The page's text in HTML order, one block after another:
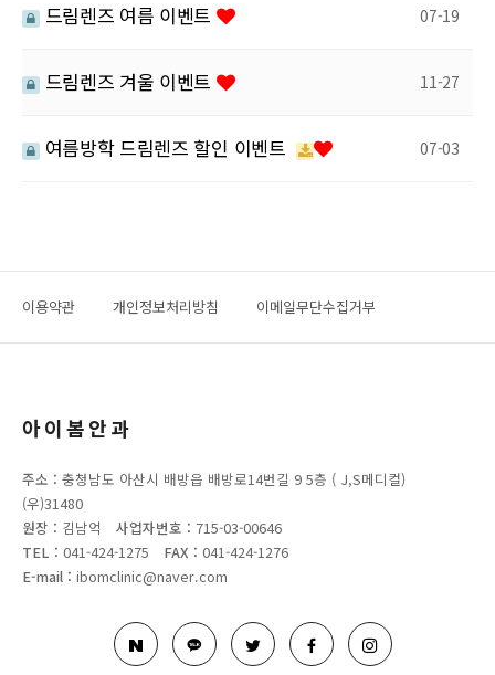
드림렌즈 여름 이벤트 07-19
드림렌즈 겨울 이벤트 11-27
여름방학 드림렌즈 할인 이벤트 07-03
이용약관 개인정보처리방침 이메일무단수집거부
아이봄안과
주소 : 충청남도 아산시 배방읍 배방로14번길 9 5층 ( J,S메디컬)
(우)31480
원장 : 김남억 사업자번호 : 715-03-00646
TEL : 041-424-1275 FAX : 041-424-1276
E-mail : ibomclinic@naver.com